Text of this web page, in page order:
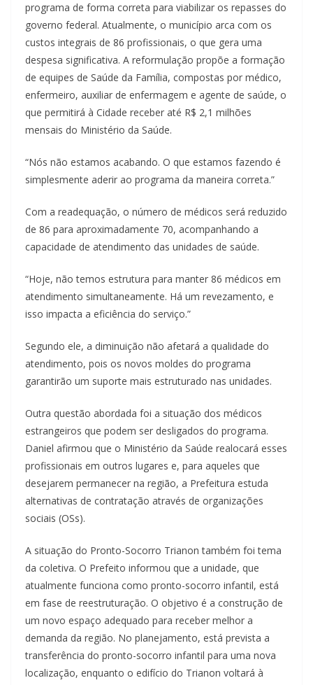
programa de forma correta para viabilizar os repasses do
governo federal. Atualmente, o município arca com os
custos integrais de 86 profissionais, o que gera uma
despesa significativa. A reformulação propõe a formação
de equipes de Saúde da Família, compostas por médico,
enfermeiro, auxiliar de enfermagem e agente de saúde, o
que permitirá à Cidade receber até R$ 2,1 milhões
mensais do Ministério da Saúde.
“Nós não estamos acabando. O que estamos fazendo é
simplesmente aderir ao programa da maneira correta.”
Com a readequação, o número de médicos será reduzido
de 86 para aproximadamente 70, acompanhando a
capacidade de atendimento das unidades de saúde.
“Hoje, não temos estrutura para manter 86 médicos em
atendimento simultaneamente. Há um revezamento, e
isso impacta a eficiência do serviço.”
Segundo ele, a diminuição não afetará a qualidade do
atendimento, pois os novos moldes do programa
garantirão um suporte mais estruturado nas unidades.
Outra questão abordada foi a situação dos médicos
estrangeiros que podem ser desligados do programa.
Daniel afirmou que o Ministério da Saúde realocará esses
profissionais em outros lugares e, para aqueles que
desejarem permanecer na região, a Prefeitura estuda
alternativas de contratação através de organizações
sociais (OSs).
A situação do Pronto-Socorro Trianon também foi tema
da coletiva. O Prefeito informou que a unidade, que
atualmente funciona como pronto-socorro infantil, está
em fase de reestruturação. O objetivo é a construção de
um novo espaço adequado para receber melhor a
demanda da região. No planejamento, está prevista a
transferência do pronto-socorro infantil para uma nova
localização, enquanto o edifício do Trianon voltará à